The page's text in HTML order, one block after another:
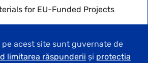
for EU-Funded Projects
acest site sunt guvernate de
limitarea răspunderii și protecția